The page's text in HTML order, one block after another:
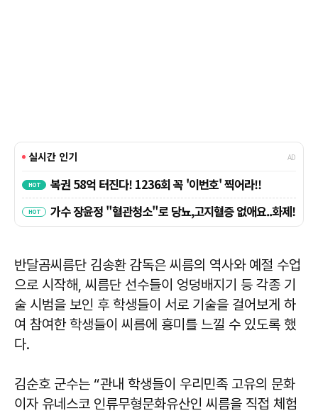
반달곰씨름단 김송환 감독은 씨름의 역사와 예절 수업
으로 시작해, 씨름단 선수들이 엉덩배지기 등 각종 기
술 시범을 보인 후 학생들이 서로 기술을 걸어보게 하
여 참여한 학생들이 씨름에 흥미를 느낄 수 있도록 했
다.
김순호 군수는 “관내 학생들이 우리민족 고유의 문화
이자 유네스코 인류무형문화유산인 씨름을 직접 체험